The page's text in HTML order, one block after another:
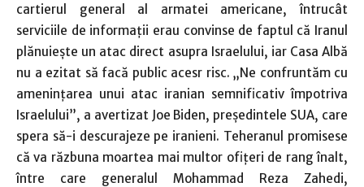
cartierul general al armatei americane, întrucât
serviciile de informaţii erau convinse de faptul că Iranul
plănuieşte un atac direct asupra Israelului, iar Casa Albă
nu a ezitat să facă public acesr risc. „Ne confruntăm cu
ameninţarea unui atac iranian semnificativ împotriva
Israelului”, a avertizat Joe Biden, preşedintele SUA, care
spera să-i descurajeze pe iranieni. Teheranul promisese
că va răzbuna moartea mai multor ofiţeri de rang înalt,
între care generalul Mohammad Reza Zahedi,